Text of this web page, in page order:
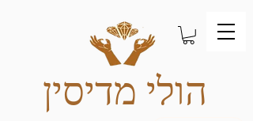
הולי מדיסין